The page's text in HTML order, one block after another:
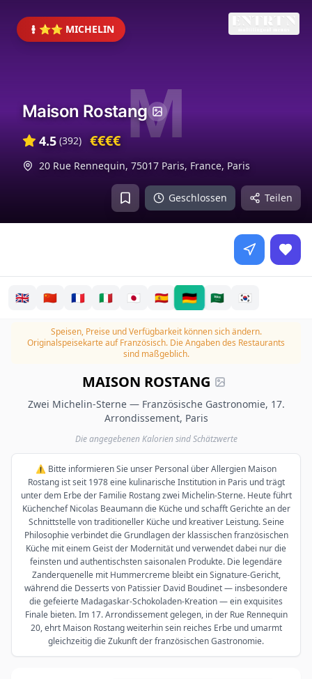
M
⭐⭐ MICHELIN
Geschlossen Teilen
Maison Rostang
4.5 (392) €€€€
20 Rue Rennequin, 75017 Paris, France, Paris
🇬🇧 🇨🇳 🇫🇷 🇮🇹 🇯🇵 🇪🇸 🇩🇪 🇸🇦 🇰🇷
Speisen, Preise und Verfügbarkeit können sich ändern.
Originalspeisekarte auf Französisch. Die Angaben des Restaurants
sind maßgeblich.
MAISON ROSTANG
Zwei Michelin-Sterne — Französische Gastronomie, 17.
Arrondissement, Paris
Die angegebenen Kalorien sind Schätzwerte
⚠️ Bitte informieren Sie unser Personal über Allergien Maison
Rostang ist seit 1978 eine kulinarische Institution in Paris und trägt
unter dem Erbe der Familie Rostang zwei Michelin-Sterne. Heute führt
Küchenchef Nicolas Beaumann die Küche und schafft Gerichte an der
Schnittstelle von traditioneller Küche und kreativer Leistung. Seine
Philosophie verbindet die Grundlagen der klassischen französischen
Küche mit einem Geist der Modernität und verwendet dabei nur die
feinsten und authentischsten saisonalen Produkte. Die legendäre
Zanderquenelle mit Hummercreme bleibt ein Signature-Gericht,
während die Desserts von Patissier David Boudinet — insbesondere
die gefeierte Madagaskar-Schokoladen-Kreation — ein exquisites
Finale bieten. Im 17. Arrondissement gelegen, in der Rue Rennequin
20, ehrt Maison Rostang weiterhin sein reiches Erbe und umarmt
gleichzeitig die Zukunft der französischen Gastronomie.